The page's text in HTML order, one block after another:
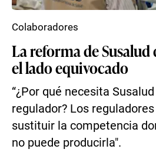
La reforma de
el lado equivocado
“¿Por qué necesita
regulador? Los
sustituir la competencia
no puede producirla".
Colaboradores